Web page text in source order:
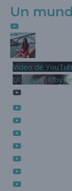
Un
Vídeo de